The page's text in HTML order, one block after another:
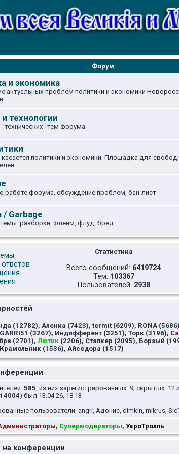
Форум
и экономика
актуальных проблем политики и экономики
технологии
тем форума
касается политики и экономики. Площадка для
работе форума, обсуждение проблем, бан-лист
/ Garbage
разборки, флейм, флуд, бред
Статистика
Всего сообщений: 6419724
Тем: 103367
Пользователей: 2938
(12782), Аленка (7423), termit (6209), RONA
(3267), Индифферент (3251), Торк (3196),
(2701), Лютик (2206), Сталкер (2095), Борзый
(1536), Айседора (1517)
585, из них зарегистрированных: 9, скрытых: 12
14004) был 13.04.26, 18:13
пользователи: angri, Адонис, dimkin, mikrus,
, Супермодераторы, УкроТролль
на конференции